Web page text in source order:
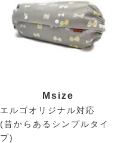
Msize
エルゴオリジナル対応
(昔からあるシンプルタイ
プ)